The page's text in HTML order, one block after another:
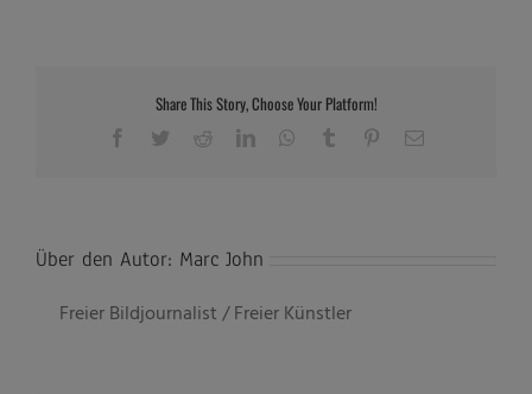
Share This Story, Choose Your Platform!
Facebook
TwitterRedditLinkedInWhatsApp
Tumblr Pinterest
E-
Über den Autor: Marc John
Freier Bildjournalist / Freier Künstler